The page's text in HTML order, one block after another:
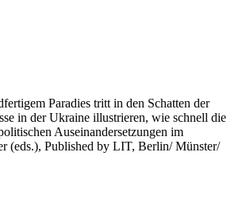
Paradies tritt in den Schatten der
in der Ukraine illustrieren, wie schnell die
Auseinandersetzungen im
(eds.), Published by LIT, Berlin/ Münster/